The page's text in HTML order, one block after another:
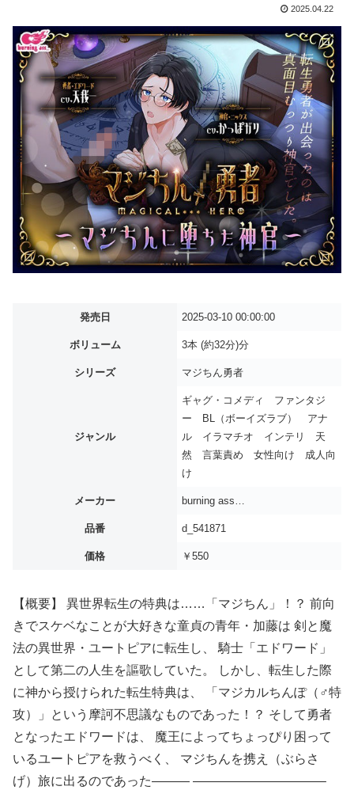
2025.04.22
発売日 2025-03-10 00:00:00
ボリューム 3本 (約32分)分
シリーズ マジちん勇者
ジャンル
ギャグ・コメディ ファンタジ
ー BL（ボーイズラブ） アナ
ル イラマチオ インテリ 天
然 言葉責め 女性向け 成人向
け
メーカー burning ass…
品番 d_541871
価格 ￥550
【概要】 異世界転生の特典は……「マジちん」！？ 前向
きでスケベなことが大好きな童貞の青年・加藤は 剣と魔
法の異世界・ユートピアに転生し、 騎士「エドワード」
として第二の人生を謳歌していた。 しかし、転生した際
に神から授けられた転生特典は、 「マジカルちんぽ（♂特
攻）」という摩訶不思議なものであった！？ そして勇者
となったエドワードは、 魔王によってちょっぴり困って
いるユートピアを救うべく、 マジちんを携え（ぶらさ
げ）旅に出るのであった――― ——————————–